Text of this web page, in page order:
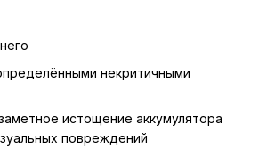
некритичными
истощение аккумулятора
повреждений